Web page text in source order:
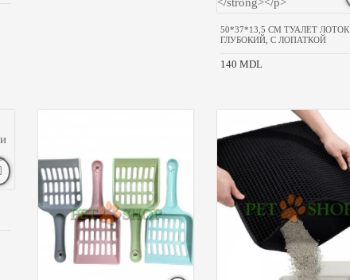
50*37*13,5 CM ТУАЛЕТ ЛОТОК
ГЛУБОКИЙ, С ЛОПАТКОЙ
140 MDL